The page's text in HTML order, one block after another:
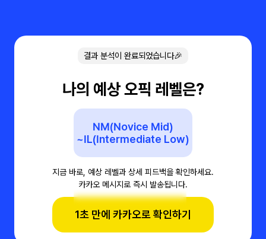
결과 분석이 완료되었습니다🎉
나의 예상 오픽 레벨은?
NM(Novice Mid)
~IL(Intermediate Low)
지금 바로, 예상 레벨과 상세 피드백을 확인하세요.
카카오 메시지로 즉시 발송됩니다.
1초 만에 카카오로 확인하기